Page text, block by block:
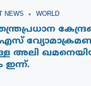
NEWS WORLD
അലി
ഇന്ന്.